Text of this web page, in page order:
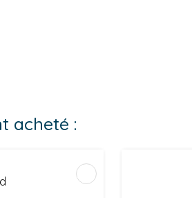
acheté :